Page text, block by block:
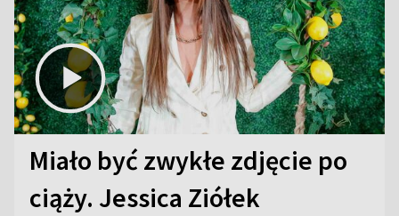
Miało być zwykłe zdjęcie po
ciąży. Jessica Ziółek